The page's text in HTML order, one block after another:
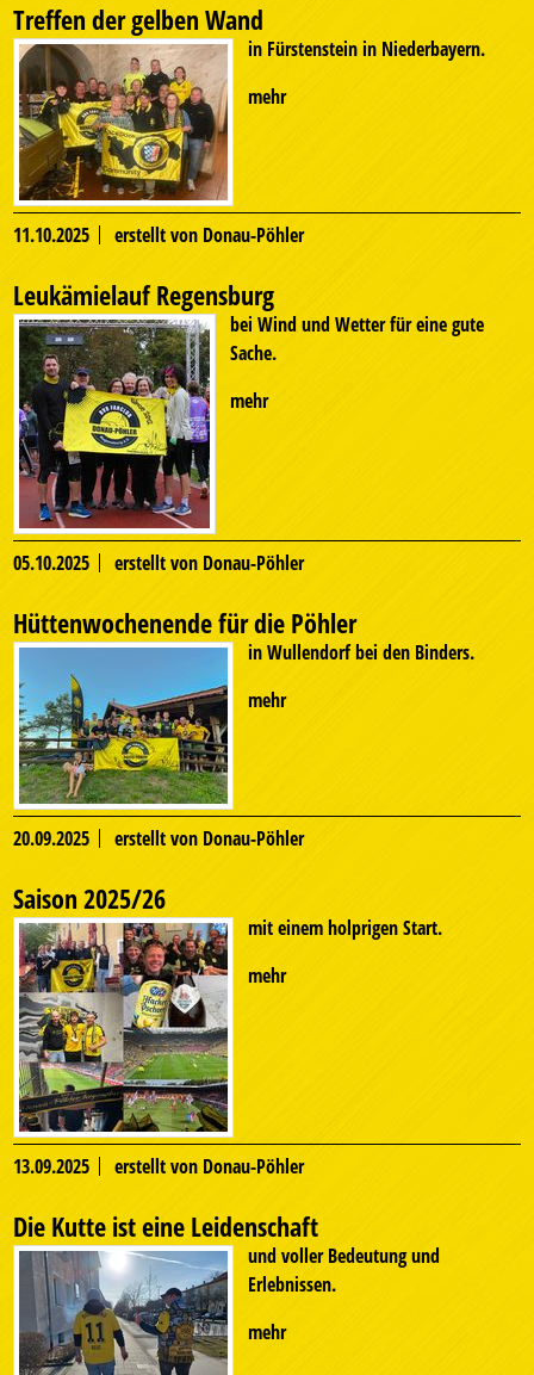
Treffen der gelben Wand
in Fürstenstein in Niederbayern.
mehr
11.10.2025 erstellt von Donau-Pöhler
Leukämielauf Regensburg
bei Wind und Wetter für eine gute
Sache.
mehr
05.10.2025 erstellt von Donau-Pöhler
Hüttenwochenende für die Pöhler
in Wullendorf bei den Binders.
mehr
20.09.2025 erstellt von Donau-Pöhler
Saison 2025/26
mit einem holprigen Start.
mehr
13.09.2025 erstellt von Donau-Pöhler
Die Kutte ist eine Leidenschaft
und voller Bedeutung und
Erlebnissen.
mehr